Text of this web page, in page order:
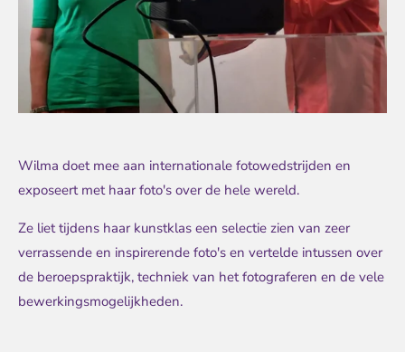
Wilma doet mee aan internationale fotowedstrijden en
exposeert met haar foto's over de hele wereld.
Ze liet tijdens haar kunstklas een selectie zien van zeer
verrassende en inspirerende foto's en vertelde intussen over
de beroepspraktijk, techniek van het fotograferen en de vele
bewerkingsmogelijkheden.